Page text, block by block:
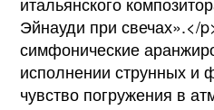
Эйнауди при свечах».</
симфонические
исполнении струнных и
чувство погружения в